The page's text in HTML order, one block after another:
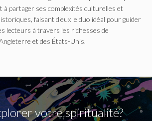
à partager ses complexités culturelles et
faisant d'eux le duo idéal pour guider
lecteurs à travers les richesses de
et des États-Unis.
votre spiritualité?